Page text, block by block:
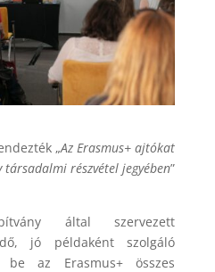
„Az Erasmus+ ajtókat
részvétel jegyében”
által szervezett
jó példaként szolgáló
be az Erasmus+ összes